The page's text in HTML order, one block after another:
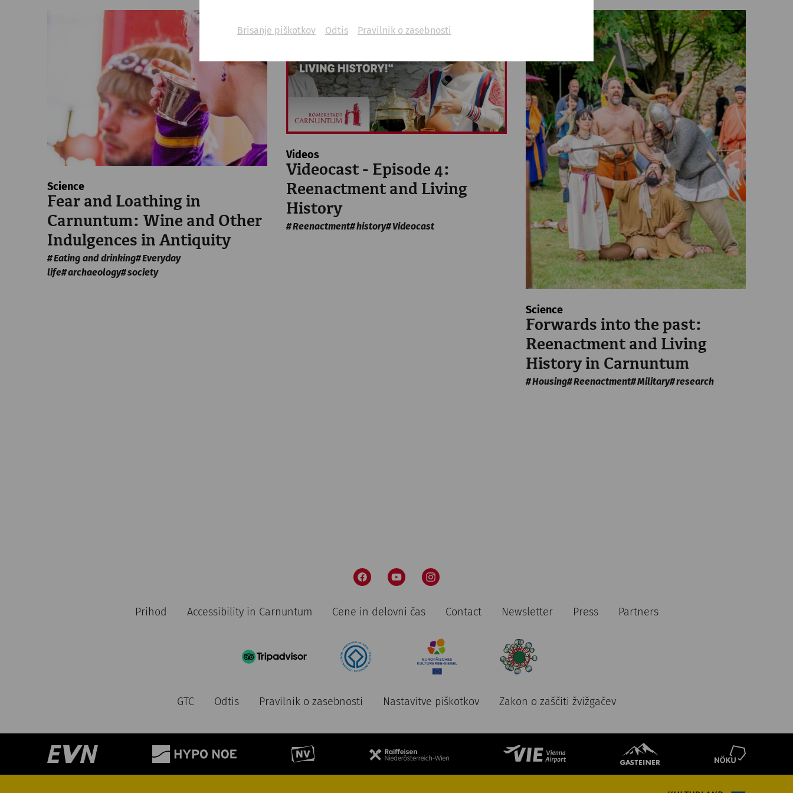
Brisanje piškotkov Odtis Pravilnik o zasebnosti
Science
Fear and Loathing in
Carnuntum: Wine and Other
Indulgences in Antiquity
Eating and drinking Everyday
life archaeology society
Videos
Videocast - Episode 4:
Reenactment and Living
History
Reenactment history Videocast
Science
Forwards into the past:
Reenactment and Living
History in Carnuntum
Housing Reenactment Military research
Prihod Accessibility in Carnuntum Cene in delovni čas Contact Newsletter Press Partners
GTC Odtis Pravilnik o zasebnosti Nastavitve piškotkov Zakon o zaščiti žvižgačev